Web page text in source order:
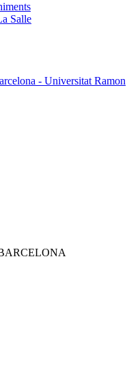
Salle
- Universitat Ramon